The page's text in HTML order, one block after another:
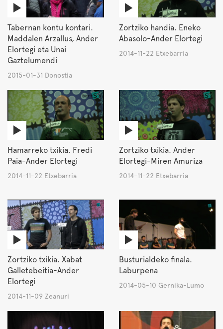
Tabernan kontu kontari.
Maddalen Arzallus, Ander
Elortegi eta Unai
Gaztelumendi
2015-01-31 Donostia
Zortziko handia. Eneko
Abasolo-Ander Elortegi
2014-11-22 Etxebarria
Hamarreko txikia. Fredi
Paia-Ander Elortegi
2014-11-22 Etxebarria
Zortziko txikia. Ander
Elortegi-Miren Amuriza
2014-11-22 Etxebarria
Zortziko txikia. Xabat
Galletebeitia-Ander
Elortegi
2014-11-09 Zeanuri
Busturialdeko finala.
Laburpena
2014-05-10 Gernika-Lumo